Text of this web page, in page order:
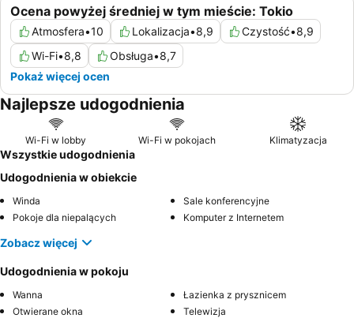
Ocena powyżej średniej w tym mieście: Tokio
Atmosfera•10 Lokalizacja•8,9 Czystość•8,9
Wi-Fi•8,8 Obsługa•8,7
Pokaż więcej ocen
Najlepsze udogodnienia
Wi-Fi w lobby Wi-Fi w pokojach Klimatyzacja
Wszystkie udogodnienia
Udogodnienia w obiekcie
Winda
Sale konferencyjne
Pokoje dla niepalących
Komputer z Internetem
Zobacz więcej
Udogodnienia w pokoju
Wanna
Łazienka z prysznicem
Otwierane okna
Telewizja